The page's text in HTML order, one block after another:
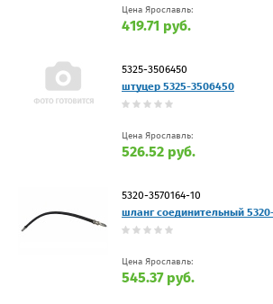
Цена Ярославль:
419.71 руб.
5325-3506450
штуцер 5325-3506450
Цена Ярославль:
526.52 руб.
5320-3570164-10
шланг соединительный
Цена Ярославль:
545.37 руб.